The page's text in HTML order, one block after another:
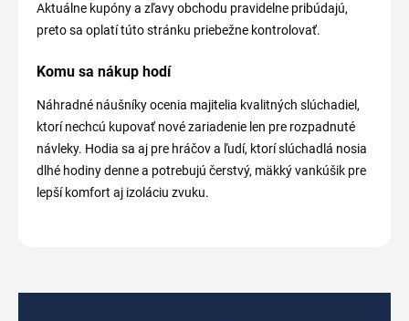
Aktuálne kupóny a zľavy obchodu pravidelne pribúdajú,
preto sa oplatí túto stránku priebežne kontrolovať.
Komu sa nákup hodí
Náhradné náušníky ocenia majitelia kvalitných slúchadiel,
ktorí nechcú kupovať nové zariadenie len pre rozpadnuté
návleky. Hodia sa aj pre hráčov a ľudí, ktorí slúchadlá nosia
dlhé hodiny denne a potrebujú čerstvý, mäkký vankúšik pre
lepší komfort aj izoláciu zvuku.